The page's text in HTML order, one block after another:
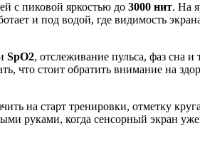
с пиковой яркостью до 3000 нит. На
и под водой, где видимость
SpO2, отслеживание пульса, фаз сна
стоит обратить внимание на
на старт тренировки, отметку
руками, когда сенсорный экран